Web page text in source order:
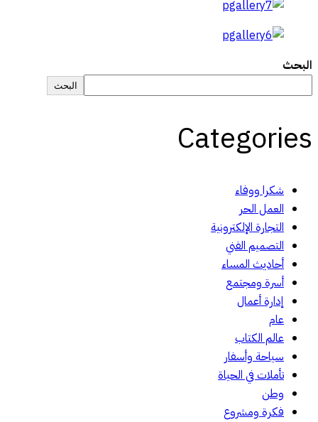
البحث
البحث
Categories
شكرا ووفاء
العمل الحر
التجارة الإلكترونية
التصميم الفني
أحاديث المساء
أسرة ومجتمع
إدارة أعمال
عام
عالم الكتاب
سياحة وأسفار
تأملات في الحياة
وطن
فكرة ومشروع